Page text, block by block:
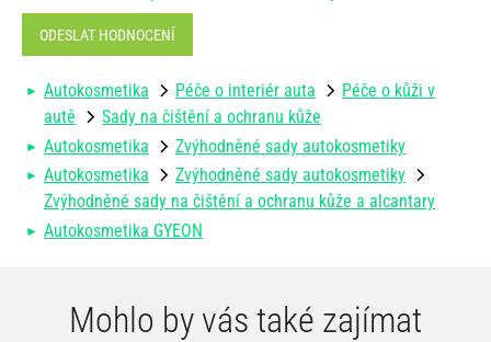
ODESLAT HODNOCENÍ
Autokosmetika Péče o interiér auta
Péče o kůži v
autě
Sady na čištění a ochranu kůže
Autokosmetika
Zvýhodněné sady autokosmetiky
Autokosmetika
Zvýhodněné sady autokosmetiky
Zvýhodněné sady na čištění a ochranu kůže a alcantary
Autokosmetika GYEON
Mohlo by vás také zajímat